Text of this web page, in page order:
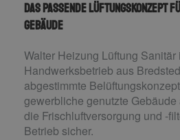
Das passende Lüftungskonzept
Gebäude
Walter Heizung Lüftung Sanitär
Handwerksbetrieb aus
abgestimmte
gewerbliche genutzte
die Frischluftversorgung und -
Betrieb sicher.